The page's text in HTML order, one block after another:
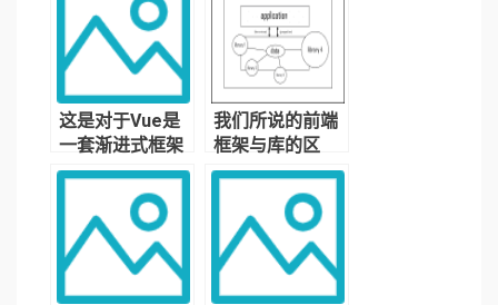
这是对于Vue是
一套渐进式框架
的理解
我们所说的前端
框架与库的区
别？